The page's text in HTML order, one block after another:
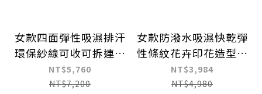
女款四面彈性吸濕排汗
環保紗線可收可拆連帽
背心
NT$5,760
NT$7,200
女款防潑水吸濕快乾彈
性條紋花卉印花造型短
裙
NT$3,984
NT$4,980